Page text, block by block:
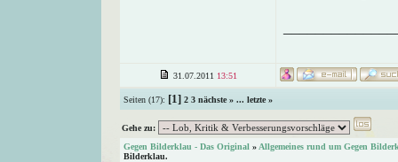
31.07.2011 13:51
Seiten (17): [1] 2 3 nächste » ... letzte »
Gehe zu:
Gegen Bilderklau - Das Original » Allgemeines rund um Gegen
Bilderklau.